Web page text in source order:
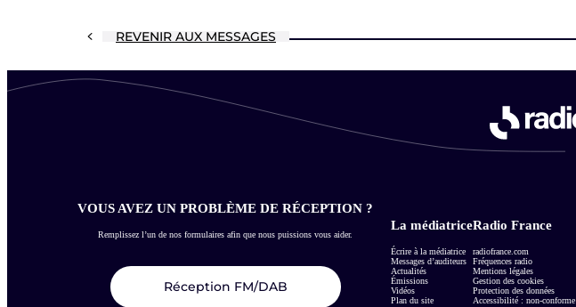
REVENIR AUX MESSAGES
VOUS AVEZ UN PROBLÈME DE RÉCEPTION ?
Remplissez l’un de nos formulaires afin que nous puissions vous aider.
Réception FM/DAB
La médiatrice
Écrire à la médiatrice
Messages d’auditeurs
Actualités
Émissions
Vidéos
Plan du site
Radio France
radiofrance.com
Fréquences radio
Mentions légales
Gestion des cookies
Protection des données
Accessibilité : non-conforme